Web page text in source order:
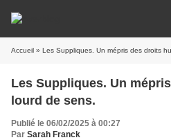
Accueil » Les Suppliques. Un mépris des droits
Les Suppliques. Un
lourd de sens.
Publié le 06/02/2025 à 00:27
Par Sarah Franck